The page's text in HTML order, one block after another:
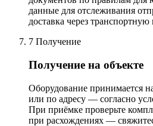
данные для отслеживания
доставка через
7 Получение
Получение на объекте
Оборудование принимается
или по адресу — согласно
При приёмке проверьте
при расхождениях —